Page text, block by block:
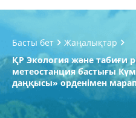
Басты бет
Жаңалықтар
ҚР Экология және табиғи
метеостанция бастығы
даңқысы» орденімен